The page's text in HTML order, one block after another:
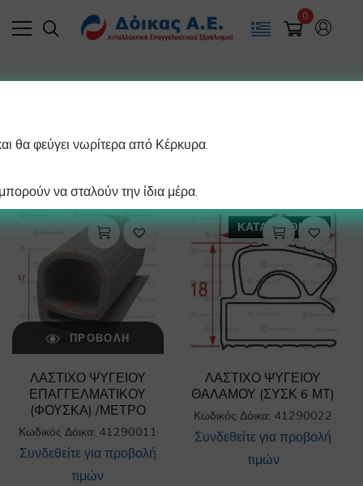
0
ΠΡΟΒΟΛΉ
ΛΑΣΤΙΧΟ ΨΥΓΕΙΟΥ
ΕΠΑΓΓΕΛΜΑΤΙΚΟΥ
(ΦΟΥΣΚΑ) /ΜΕΤΡΟ
Κωδικός Δόικα: 41290011
Συνδεθείτε για προβολή
τιμών
ΚΑΤΑΡΓΗΘΗΚΕ
ΛΑΣΤΙΧΟ ΨΥΓΕΙΟΥ
ΘΑΛΑΜΟΥ (ΣΥΣΚ 6 ΜΤ)
Κωδικός Δόικα: 41290022
Συνδεθείτε για προβολή
τιμών
θα φεύγει νωρίτερα από Κέρκυρα.
να σταλούν την ίδια μέρα.